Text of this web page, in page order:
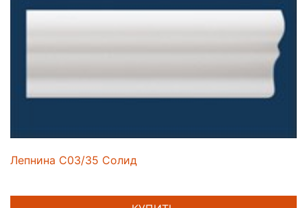
Лепнина C03/35 Солид